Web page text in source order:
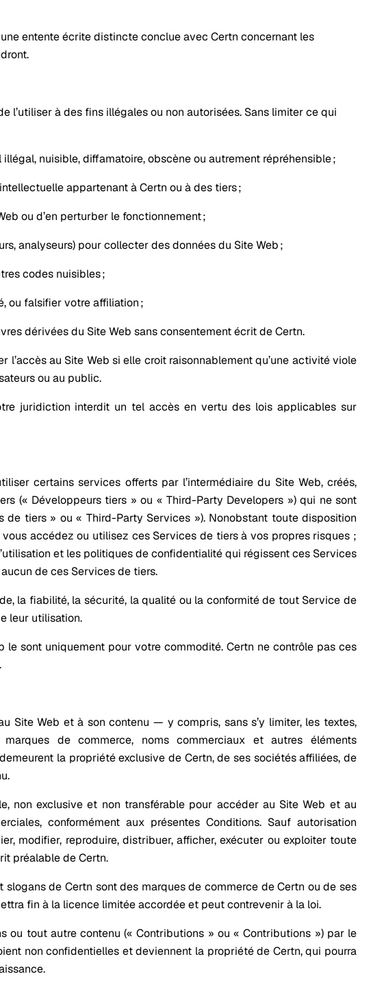
entente écrite distincte conclue avec Certn concernant les
l’utiliser à des fins illégales ou non autorisées. Sans limiter ce qui
nuisible, diffamatoire, obscène ou autrement répréhensible ;
appartenant à Certn ou à des tiers ;
ou d’en perturber le fonctionnement ;
analyseurs) pour collecter des données du Site Web ;
codes nuisibles ;
ou falsifier votre affiliation ;
dérivées du Site Web sans consentement écrit de Certn.
l’accès au Site Web si elle croit raisonnablement qu’une activité viole
ou au public.
juridiction interdit un tel accès en vertu des lois applicables sur
certains services offerts par l’intermédiaire du Site Web, créés,
(« Développeurs tiers » ou « Third-Party Developers ») qui ne sont
tiers » ou « Third-Party Services »). Nonobstant toute disposition
accédez ou utilisez ces Services de tiers à vos propres risques ;
et les politiques de confidentialité qui régissent ces Services
de ces Services de tiers.
la fiabilité, la sécurité, la qualité ou la conformité de tout Service de
leur utilisation.
le sont uniquement pour votre commodité. Certn ne contrôle pas ces
Site Web et à son contenu — y compris, sans s’y limiter, les textes,
de commerce, noms commerciaux et autres éléments
la propriété exclusive de Certn, de ses sociétés affiliées, de
non exclusive et non transférable pour accéder au Site Web et au
conformément aux présentes Conditions. Sauf autorisation
modifier, reproduire, distribuer, afficher, exécuter ou exploiter toute
préalable de Certn.
slogans de Certn sont des marques de commerce de Certn ou de ses
fin à la licence limitée accordée et peut contrevenir à la loi.
ou tout autre contenu (« Contributions » ou « Contributions ») par le
non confidentielles et deviennent la propriété de Certn, qui pourra